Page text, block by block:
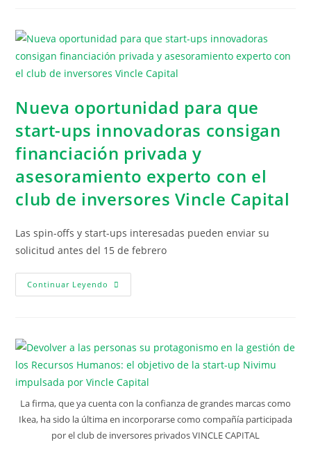
Nueva oportunidad para que
start-ups innovadoras consigan
financiación privada y
asesoramiento experto con el
club de inversores Vincle Capital
Las spin-offs y start-ups interesadas pueden enviar su
solicitud antes del 15 de febrero
Continuar Leyendo
La firma, que ya cuenta con la confianza de grandes marcas como
Ikea, ha sido la última en incorporarse como compañía participada
por el club de inversores privados VINCLE CAPITAL